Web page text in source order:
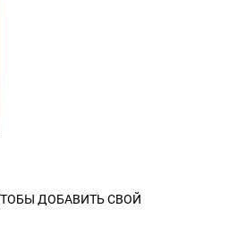
ДОБАВИТЬ СВОЙ